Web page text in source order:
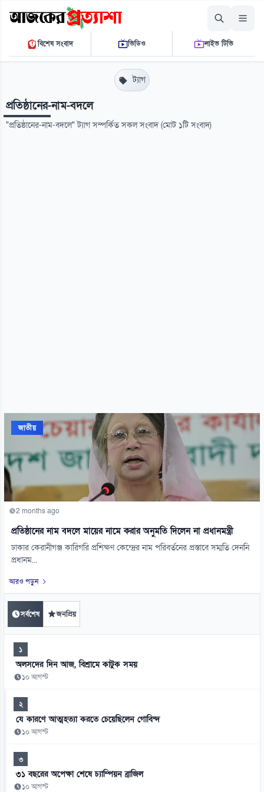
সোমবার, ১০ আগস্ট ২০২৬
০৯ ৩৭ ১৩ এ.এম.THE DAILY AJKER PROTTASHA
বিশেষ সংবাদ ভিডিও লাইভ টিভি
ট্যাগ
প্রতিষ্ঠানের-নাম-বদলে
"প্রতিষ্ঠানের-নাম-বদলে" ট্যাগ সম্পর্কিত সকল সংবাদ (মোট ১টি সংবাদ)
জাতীয়
2 months ago
প্রতিষ্ঠানের নাম বদলে মায়ের নামে করার অনুমতি দিলেন না প্রধানমন্ত্রী
ঢাকার কেরানীগঞ্জ কারিগরি প্রশিক্ষণ কেন্দ্রের নাম পরিবর্তনের প্রস্তাবে সম্মতি দেননি
প্রধানম...
আরও পড়ুন
সর্বশেষ জনপ্রিয়
১
অলসদের দিন আজ, বিশ্রামে কাটুক সময়
১০ আগস্ট
২
যে কারণে আত্মহত্যা করতে চেয়েছিলেন গোবিন্দ
১০ আগস্ট
৩
৩১ বছরের অপেক্ষা শেষে চ্যাম্পিয়ন ব্রাজিল
১০ আগস্ট